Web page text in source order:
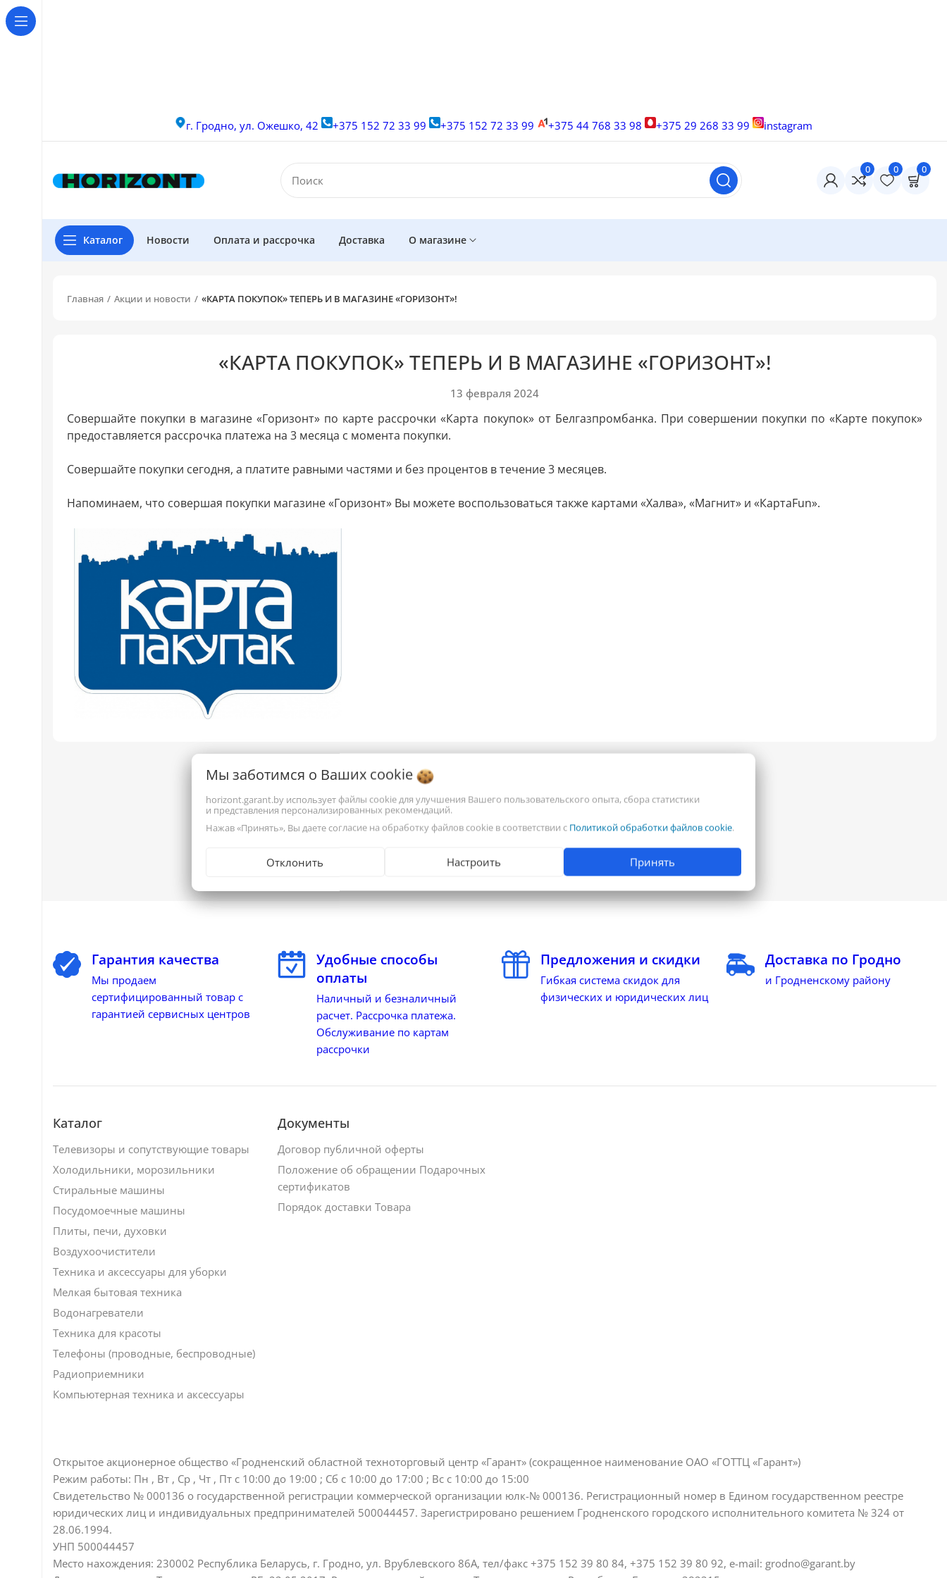
г. Гродно, ул. Ожешко, 42 +375 152 72 33 99 +375 152 72 33 99 +375 44 768 33 98 +375 29 268 33 99 instagram
0 0 0
Каталог Новости Оплата и рассрочка Доставка О магазине
Главная Акции и новости «КАРТА ПОКУПОК» ТЕПЕРЬ И В МАГАЗИНЕ «ГОРИЗОНТ»!
«КАРТА ПОКУПОК» ТЕПЕРЬ И В МАГАЗИНЕ «ГОРИЗОНТ»!
13 февраля 2024
Совершайте покупки в магазине «Горизонт» по карте рассрочки «Карта покупок» от Белгазпромбанка. При совершении покупки по «Карте покупок»
предоставляется рассрочка платежа на 3 месяца с момента покупки.
Совершайте покупки сегодня, а платите равными частями и без процентов в течение 3 месяцев.
Напоминаем, что совершая покупки магазине «Горизонт» Вы можете воспользоваться также картами «Халва», «Магнит» и «КартаFun».
Гарантия качества
Мы продаем
сертифицированный товар с
гарантией сервисных центров
Удобные способы
оплаты
Наличный и безналичный
расчет. Рассрочка платежа.
Обслуживание по картам
рассрочки
Предложения и скидки
Гибкая система скидок для
физических и юридических лиц
Доставка по Гродно
и Гродненскому району
Каталог
Телевизоры и сопутствующие товары
Холодильники, морозильники
Стиральные машины
Посудомоечные машины
Плиты, печи, духовки
Воздухоочистители
Техника и аксессуары для уборки
Мелкая бытовая техника
Водонагреватели
Техника для красоты
Телефоны (проводные, беспроводные)
Радиоприемники
Компьютерная техника и аксессуары
Документы
Договор публичной оферты
Положение об обращении Подарочных
сертификатов
Порядок доставки Товара
Открытое акционерное общество «Гродненский областной техноторговый центр «Гарант» (сокращенное наименование ОАО «ГОТТЦ «Гарант»)
Режим работы: Пн , Вт , Ср , Чт , Пт c 10:00 до 19:00 ; Сб c 10:00 до 17:00 ; Вс c 10:00 до 15:00
Свидетельство № 000136 о государственной регистрации коммерческой организации юлк-№ 000136. Регистрационный номер в Едином государственном реестре
юридических лиц и индивидуальных предпринимателей 500044457. Зарегистрировано решением Гродненского городского исполнительного комитета № 324 от
28.06.1994.
УНП 500044457
Место нахождения: 230002 Республика Беларусь, г. Гродно, ул. Врублевского 86А, тел/факс +375 152 39 80 84, +375 152 39 80 92, e-mail: grodno@garant.by
Мы заботимся о Ваших cookie
horizont.garant.by использует файлы cookie для улучшения Вашего пользовательского опыта, сбора статистики
и представления персонализированных рекомендаций.
Нажав «Принять», Вы даете согласие на обработку файлов cookie в соответствии с Политикой обработки файлов cookie.
Отклонить Настроить Принять